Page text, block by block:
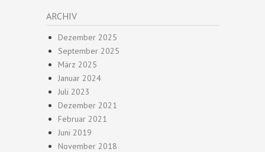
ARCHIV
Dezember 2025
September 2025
März 2025
Januar 2024
Juli 2023
Dezember 2021
Februar 2021
Juni 2019
November 2018